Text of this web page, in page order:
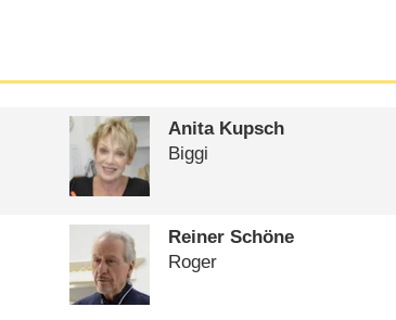
Anita Kupsch
Biggi
Reiner Schöne
Roger